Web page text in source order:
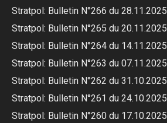
Stratpol: Bulletin N°266 du 28.11.2025
Stratpol: Bulletin N°265 du 20.11.2025
Stratpol: Bulletin N°264 du 14.11.2025
Stratpol: Bulletin N°263 du 07.11.2025
Stratpol: Bulletin N°262 du 31.10.2025
Stratpol: Bulletin N°261 du 24.10.2025
Stratpol: Bulletin N°260 du 17.10.2025